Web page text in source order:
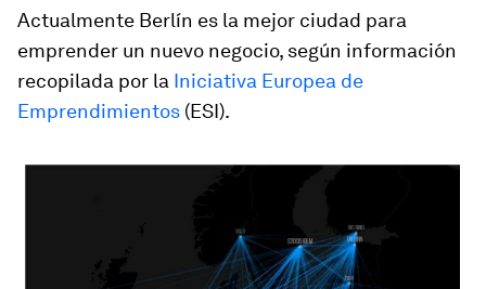
Actualmente Berlín es la mejor ciudad para
emprender un nuevo negocio, según información
recopilada por la Iniciativa Europea de
Emprendimientos (ESI).